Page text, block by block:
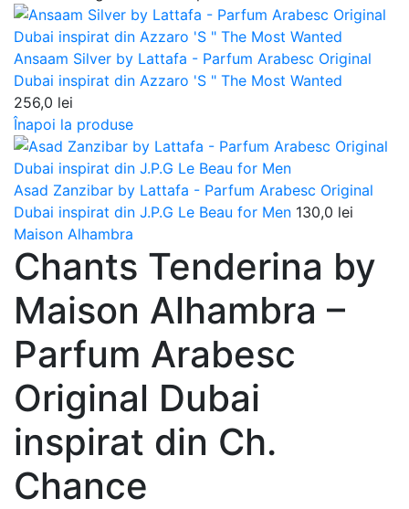
Ansaam Silver by Lattafa - Parfum Arabesc Original
Dubai inspirat din Azzaro 'S " The Most Wanted
256,0 lei
Înapoi la produse
Asad Zanzibar by Lattafa - Parfum Arabesc Original
Dubai inspirat din J.P.G Le Beau for Men 130,0 lei
Maison Alhambra
Chants Tenderina by
Maison Alhambra –
Parfum Arabesc
Original Dubai
inspirat din Ch.
Chance